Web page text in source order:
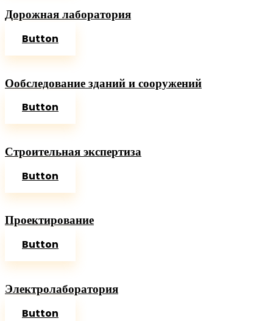
Дорожная лаборатория
Button
Ообследование зданий и сооружений
Button
Строительная экспертиза
Button
Проектирование
Button
Электролаборатория
Button